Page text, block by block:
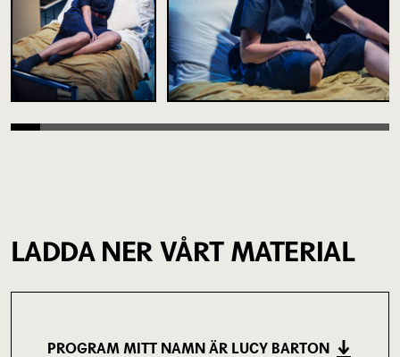
LADDA NER VÅRT MATERIAL
PROGRAM MITT NAMN ÄR LUCY BARTON